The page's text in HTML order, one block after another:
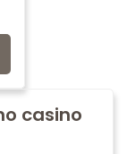
casino